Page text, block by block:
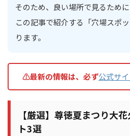
そのため、良い場所で見るために
この記事で紹介する「穴場スポ
ります。
⚠️最新の情報は、必ず公式サ
【厳選】尊徳夏まつり大
ト3選